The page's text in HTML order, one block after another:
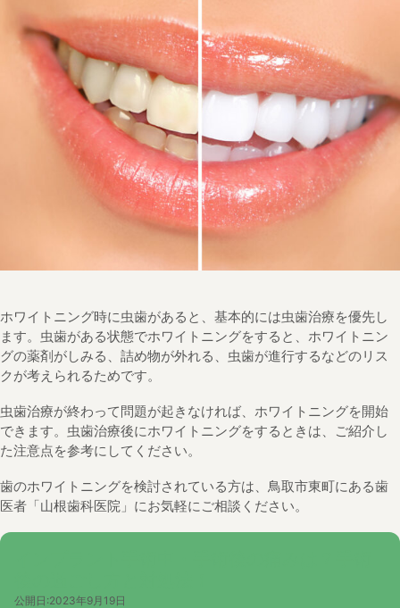
ホワイトニング時に虫歯があると、基本的には虫歯治療を優先し
ます。虫歯がある状態でホワイトニングをすると、ホワイトニン
グの薬剤がしみる、詰め物が外れる、虫歯が進行するなどのリス
クが考えられるためです。
虫歯治療が終わって問題が起きなければ、ホワイトニングを開始
できます。虫歯治療後にホワイトニングをするときは、ご紹介し
た注意点を参考にしてください。
歯のホワイトニングを検討されている方は、鳥取市東町にある歯
医者「山根歯科医院」にお気軽にご相談ください。
公開日:2023年9月19日